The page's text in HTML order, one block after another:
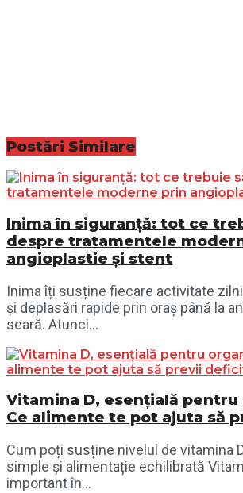
Postări Similare
Inima în siguranță: tot ce
despre tratamentele
angioplastie și stent
Inima îți susține fiecare activitate
și deplasări rapide prin oraș până la
seară. Atunci...
Vitamina D, esențială pentru
Ce alimente te pot ajuta să
Cum poți susține nivelul de vitamina
simple și alimentație echilibrată
important în...